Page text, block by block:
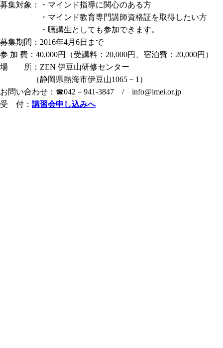
募集対象：・マインド指導に関心のある方
・マインド教育専門講師資格証を取得したい方
・聴講生としても参加できます。
募集期間：2016年4月6日まで
参 加 費：40,000円（受講料：20,000円、宿泊費：20,000円）
場 所：ZEN 伊豆山研修センター
（静岡県熱海市伊豆山1065－1）
お問い合わせ：☎042－941-3847 / info@imei.or.jp
受 付： 講習会申し込みへ